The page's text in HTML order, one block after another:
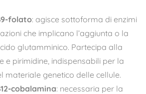
folato: agisce sottoforma di enzimi
che implicano l’aggiunta o la
glutamminico. Partecipa alla
e pirimidine, indispensabili per la
materiale genetico delle cellule.
cobalamina: necessaria per la